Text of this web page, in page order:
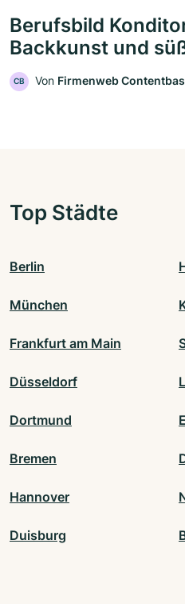
Berufsbild
Backkunst und
CB Von Firmenweb
Top Städte
Berlin
München
Frankfurt am Main
Düsseldorf
Dortmund
Bremen
Hannover
Duisburg